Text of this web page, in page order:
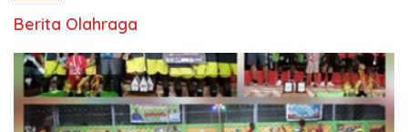
Berita Olahraga